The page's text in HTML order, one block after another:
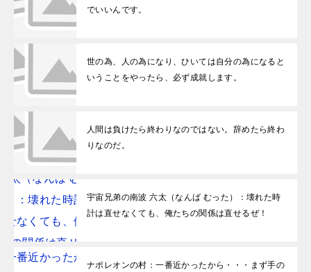
でいいんです。
世の為、人の為になり、ひいては自分の為になると
いうことをやったら、必ず成就します。
人間は負けたら終わりなのではない。辞めたら終わ
りなのだ。
宇宙兄弟の南波 六太（なんば むった）：壊れた時
計は直せなくても、俺たちの関係は直せるぜ！
ナポレオンの村：一番近かったから・・・まず手の